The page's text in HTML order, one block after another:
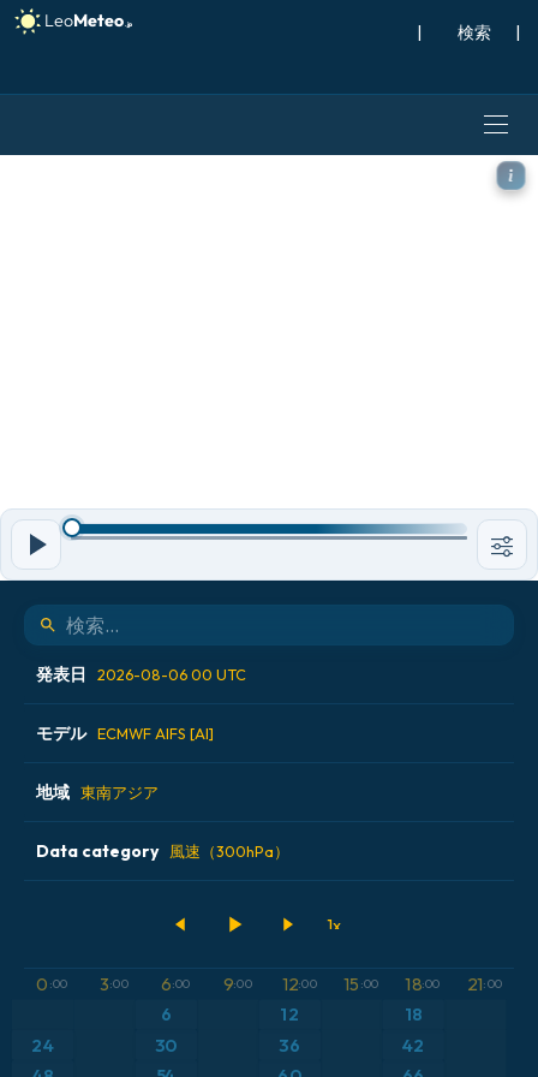
| |
ECMWF AIFS [AI] モデル -
発表日 2026-08-06 00 UTC
2026-08-04 12 UTC
2026-08-05 00 UTC
2026-08-05 12 UTC
モデル ECMWF AIFS [AI]
ALADIN CZ 2.3 km
ECMWF AIFS [AI]
ICON ドイツ 2 km
地域 東南アジア
アイスランド
イタリア
Data category 風速（300hPa）
0 :00 3:00 6:00 9:00 12:00 15 :00 18:00 21:00
6 12 18
24 30 36
42